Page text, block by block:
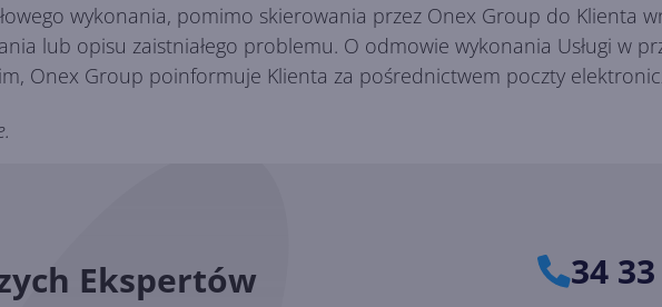
wykonania, pomimo skierowania przez Onex Group do Klienta
lub opisu zaistniałego problemu. O odmowie wykonania Usługi w
Onex Group poinformuje Klienta za pośrednictwem poczty
Ekspertów
34